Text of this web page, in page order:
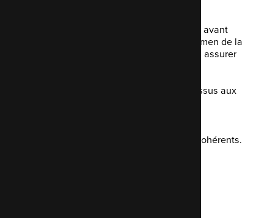
Nous pouvons vérifier la qualité du code avant
l'approbation finale. Ou effectuer un examen de la
sécurité. Nous pouvons également nous assurer
Nous prenons tout en compte, du processus aux
Nos commentaires sont constructifs et cohérents.